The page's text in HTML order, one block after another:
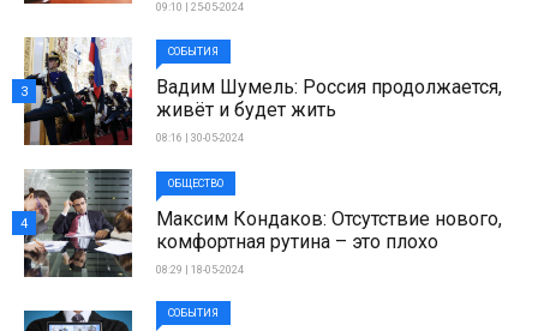
09:10 | 25-05-2024
СОБЫТИЯ
Вадим Шумель: Россия продолжается,
живёт и будет жить
08:16 | 30-05-2024
3
ОБЩЕСТВО
Максим Кондаков: Отсутствие нового,
комфортная рутина – это плохо
08:29 | 18-05-2024
4
СОБЫТИЯ